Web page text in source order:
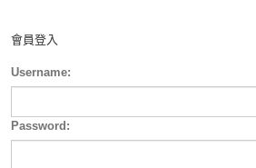
會員登入
Username:
Password: